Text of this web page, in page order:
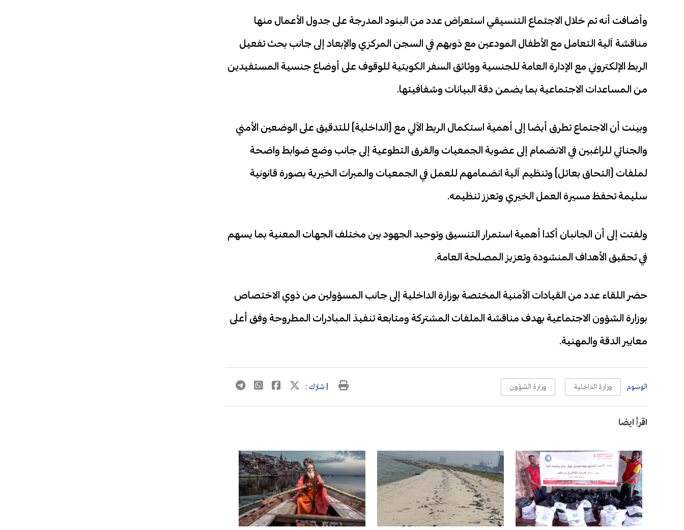
وأضافت أنه تم خلال الاجتماع التنسيقي استعراض عدد من البنود المدرجة على جدول الأعمال منها
مناقشة آلية التعامل مع الأطفال المودعين مع ذويهم في السجن المركزي والإبعاد إلى جانب بحث تفعيل
الربط الإلكتروني مع الإدارة العامة للجنسية ووثائق السفر الكويتية للوقوف على أوضاع جنسية المستفيدين
من المساعدات الاجتماعية بما يضمن دقة البيانات وشفافيتها.
وبينت أن الاجتماع تطرق أيضا إلى أهمية استكمال الربط الآلي مع (الداخلية) للتدقيق على الوضعين الأمني
والجنائي للراغبين في الانضمام إلى عضوية الجمعيات والفرق التطوعية إلى جانب وضع ضوابط واضحة
لملفات (التحاق بعائل) وتنظيم آلية انضمامهم للعمل في الجمعيات والمبرات الخيرية بصورة قانونية
سليمة تحفظ مسيرة العمل الخيري وتعزز تنظيمه.
ولفتت إلى أن الجانبان أكدا أهمية استمرار التنسيق وتوحيد الجهود بين مختلف الجهات المعنية بما يسهم
في تحقيق الأهداف المنشودة وتعزيز المصلحة العامة.
حضر اللقاء عدد من القيادات الأمنية المختصة بوزارة الداخلية إلى جانب المسؤولين من ذوي الاختصاص
بوزارة الشؤون الاجتماعية بهدف مناقشة الملفات المشتركة ومتابعة تنفيذ المبادرات المطروحة وفق أعلى
معايير الدقة والمهنية.
الوسوم وزارة الداخلية وزارة الشؤون | شارك :
اقرأ ايضا